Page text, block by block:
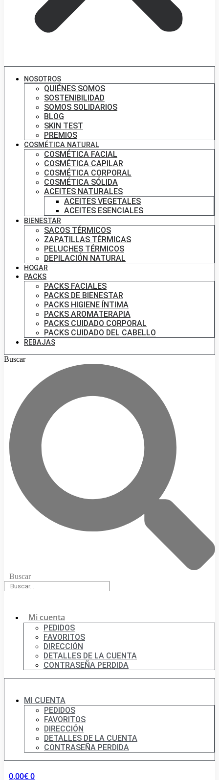
NOSOTROS
QUIÉNES SOMOS
SOSTENIBILIDAD
SOMOS SOLIDARIOS
BLOG
SKIN TEST
PREMIOS
COSMÉTICA NATURAL
COSMÉTICA FACIAL
COSMÉTICA CAPILAR
COSMÉTICA CORPORAL
COSMÉTICA SÓLIDA
ACEITES NATURALES
ACEITES VEGETALES
ACEITES ESENCIALES
BIENESTAR
SACOS TÉRMICOS
ZAPATILLAS TÉRMICAS
PELUCHES TÉRMICOS
DEPILACIÓN NATURAL
HOGAR
PACKS
PACKS FACIALES
PACKS DE BIENESTAR
PACKS HIGIENE ÍNTIMA
PACKS AROMATERAPIA
PACKS CUIDADO CORPORAL
PACKS CUIDADO DEL CABELLO
REBAJAS
Buscar
Buscar
Mi cuenta
PEDIDOS
FAVORITOS
DIRECCIÓN
DETALLES DE LA CUENTA
CONTRASEÑA PERDIDA
MI CUENTA
PEDIDOS
FAVORITOS
DIRECCIÓN
DETALLES DE LA CUENTA
CONTRASEÑA PERDIDA
0,00€0